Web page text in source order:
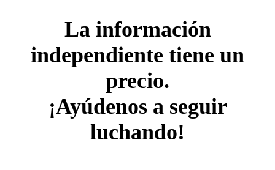
La información
independiente tiene un
precio.
¡Ayúdenos a seguir
luchando!